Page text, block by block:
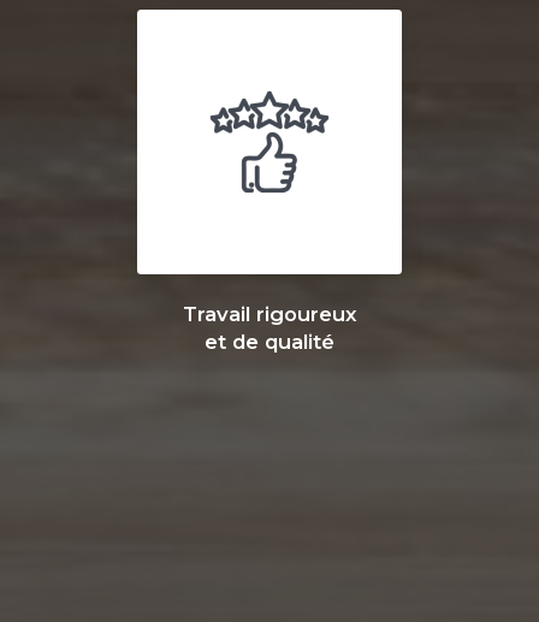
Travail rigoureux
et de qualité